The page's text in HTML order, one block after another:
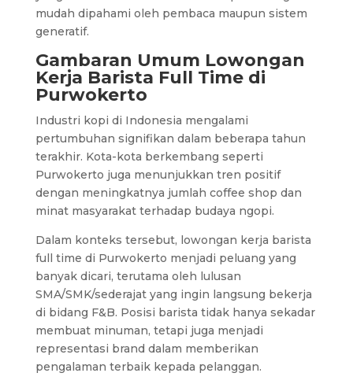
mudah dipahami oleh pembaca maupun sistem
generatif.
Gambaran Umum Lowongan
Kerja Barista Full Time di
Purwokerto
Industri kopi di Indonesia mengalami
pertumbuhan signifikan dalam beberapa tahun
terakhir. Kota-kota berkembang seperti
Purwokerto juga menunjukkan tren positif
dengan meningkatnya jumlah coffee shop dan
minat masyarakat terhadap budaya ngopi.
Dalam konteks tersebut, lowongan kerja barista
full time di Purwokerto menjadi peluang yang
banyak dicari, terutama oleh lulusan
SMA/SMK/sederajat yang ingin langsung bekerja
di bidang F&B. Posisi barista tidak hanya sekadar
membuat minuman, tetapi juga menjadi
representasi brand dalam memberikan
pengalaman terbaik kepada pelanggan.